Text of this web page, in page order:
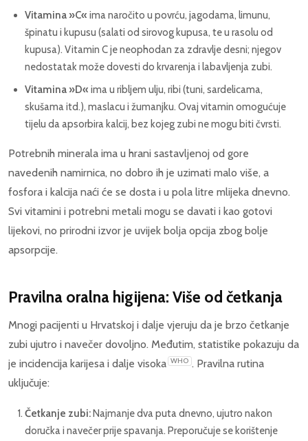
Vitamina »C« ima naročito u povrću, jagodama, limunu,
špinatu i kupusu (salati od sirovog kupusa, te u rasolu od
kupusa). Vitamin C je neophodan za zdravlje desni; njegov
nedostatak može dovesti do krvarenja i labavljenja zubi.
Vitamina »D« ima u ribljem ulju, ribi (tuni, sardelicama,
skušama itd.), maslacu i žumanjku. Ovaj vitamin omogućuje
tijelu da apsorbira kalcij, bez kojeg zubi ne mogu biti čvrsti.
Potrebnih minerala ima u hrani sastavljenoj od gore
navedenih namirnica, no dobro ih je uzimati malo više, a
fosfora i kalcija naći će se dosta i u pola litre mlijeka dnevno.
Svi vitamini i potrebni metali mogu se davati i kao gotovi
lijekovi, no prirodni izvor je uvijek bolja opcija zbog bolje
apsorpcije.
Pravilna oralna higijena: Više od četkanja
Mnogi pacijenti u Hrvatskoj i dalje vjeruju da je brzo četkanje
zubi ujutro i navečer dovoljno. Međutim, statistike pokazuju da
je incidencija karijesa i dalje visoka WHO . Pravilna rutina
uključuje:
Četkanje zubi:Najmanje dva puta dnevno, ujutro nakon
doručka i navečer prije spavanja. Preporučuje se korištenje